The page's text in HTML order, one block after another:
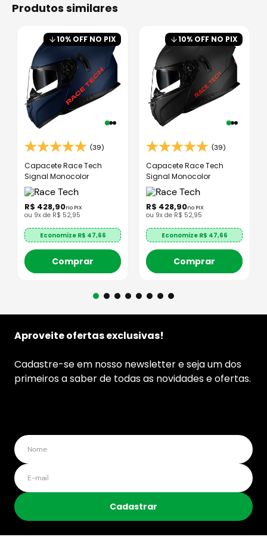
produtos similares
10% OFF NO PIX
(39)
Capacete Race Tech
Signal Monocolor
R$ 428,90no PIX
ou 9x de R$ 52,95
Economize R$ 47,66
Comprar
10% OFF NO PIX
(39)
Capacete Race Tech
Signal Monocolor
R$ 428,90no PIX
ou 9x de R$ 52,95
Economize R$ 47,66
Comprar
Aproveite ofertas exclusivas!
Cadastre-se em nosso newsletter e seja um dos
primeiros a saber de todas as novidades e ofertas.
Cadastrar